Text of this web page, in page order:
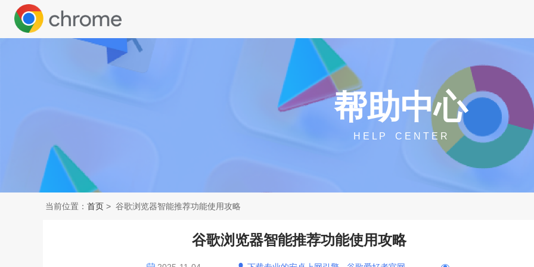
帮助中心
H E L P C E N T E R
当前位置： 首页 > 谷歌浏览器智能推荐功能使用攻略
谷歌浏览器智能推荐功能使用攻略